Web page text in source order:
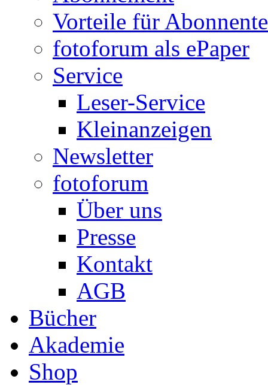
Vorteile für
fotoforum als ePaper
Service
Leser-Service
Kleinanzeigen
Newsletter
fotoforum
Über uns
Presse
Kontakt
AGB
Bücher
Akademie
Shop